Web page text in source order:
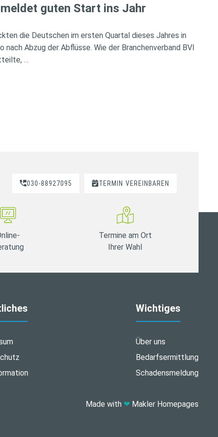
guten Start ins Jahr
die Deutschen im ersten Quartal dieses Jahres in
nach Abzug der Abflüsse. Wie der Branchenverband BVI
…
030-88927095 TERMIN VEREINBAREN
Termine am Ort
Ihrer Wahl
Wichtiges
Über uns
Bedarfsermittlung
Schadensmeldung
Made with ❤Makler Homepages